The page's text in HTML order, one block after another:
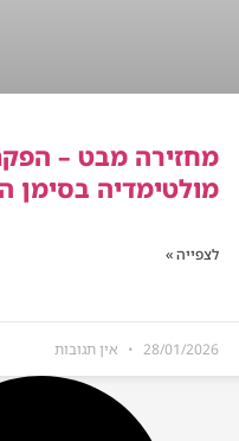
מחזירה מבט –
מולטימדיה בסימן
לצפייה »
28/01/2026 אין תגובות